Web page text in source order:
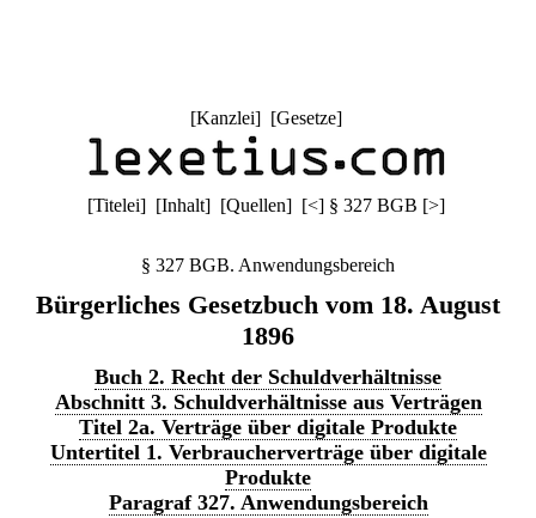
[Kanzlei] [Gesetze]
[Titelei] [Inhalt] [Quellen] [<] § 327 BGB [>]
§ 327 BGB. Anwendungsbereich
Bürgerliches Gesetzbuch vom 18. August
1896
Buch 2. Recht der Schuldverhältnisse
Abschnitt 3. Schuldverhältnisse aus Verträgen
Titel 2a. Verträge über digitale Produkte
Untertitel 1. Verbraucherverträge über digitale
Produkte
Paragraf 327. Anwendungsbereich